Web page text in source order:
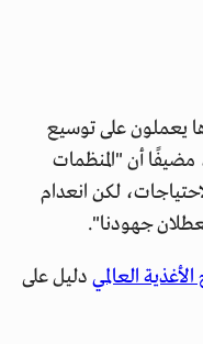
يعملون على توسيع
مضيفًا أن "المنظمات
لكن انعدام
جهودنا".
الأغذية العالمي دليل على